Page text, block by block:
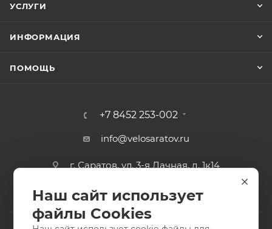
УСЛУГИ
ИНФОРМАЦИЯ
ПОМОЩЬ
+7 8452 253-002
info@velosaratov.ru
г. Саратов, ул. 3-я Дачная, д. 1к14
Наш сайт использует
файлы Cookies